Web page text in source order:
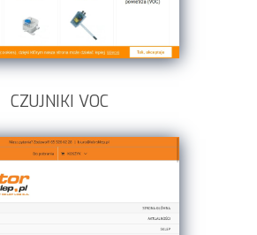
CZUJNIKI VOC